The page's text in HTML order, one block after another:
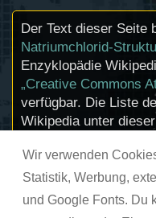
Wir verwenden
Statistik, Werbung,
und Google Fonts. Du
Der Text dieser Seite
Natriumchlorid-
Enzyklopädie
„Creative Commons
verfügbar. Die Liste
Wikipedia unter
Informationen zu den
Lizenzstatus
(etwa Bilder oder
durch Anklicken